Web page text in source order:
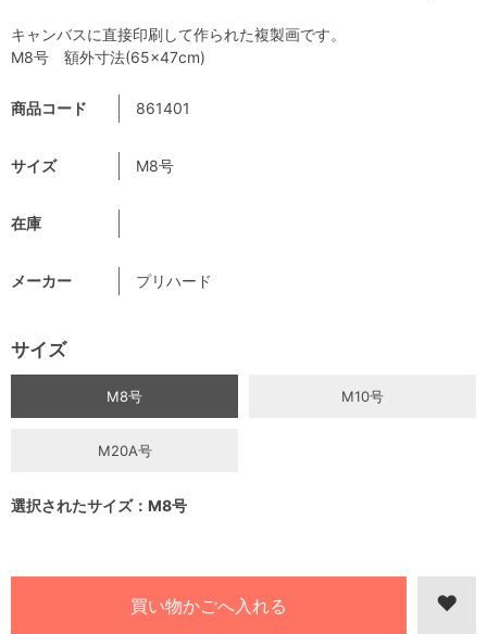
商品コード 861401
サイズ M8号
在庫
メーカー プリハード
サイズ
M8号 M10号
M20A号
選択されたサイズ：M8号
キャンバスに直接印刷して作られた複製画です。
M8号 額外寸法(65×47cm)